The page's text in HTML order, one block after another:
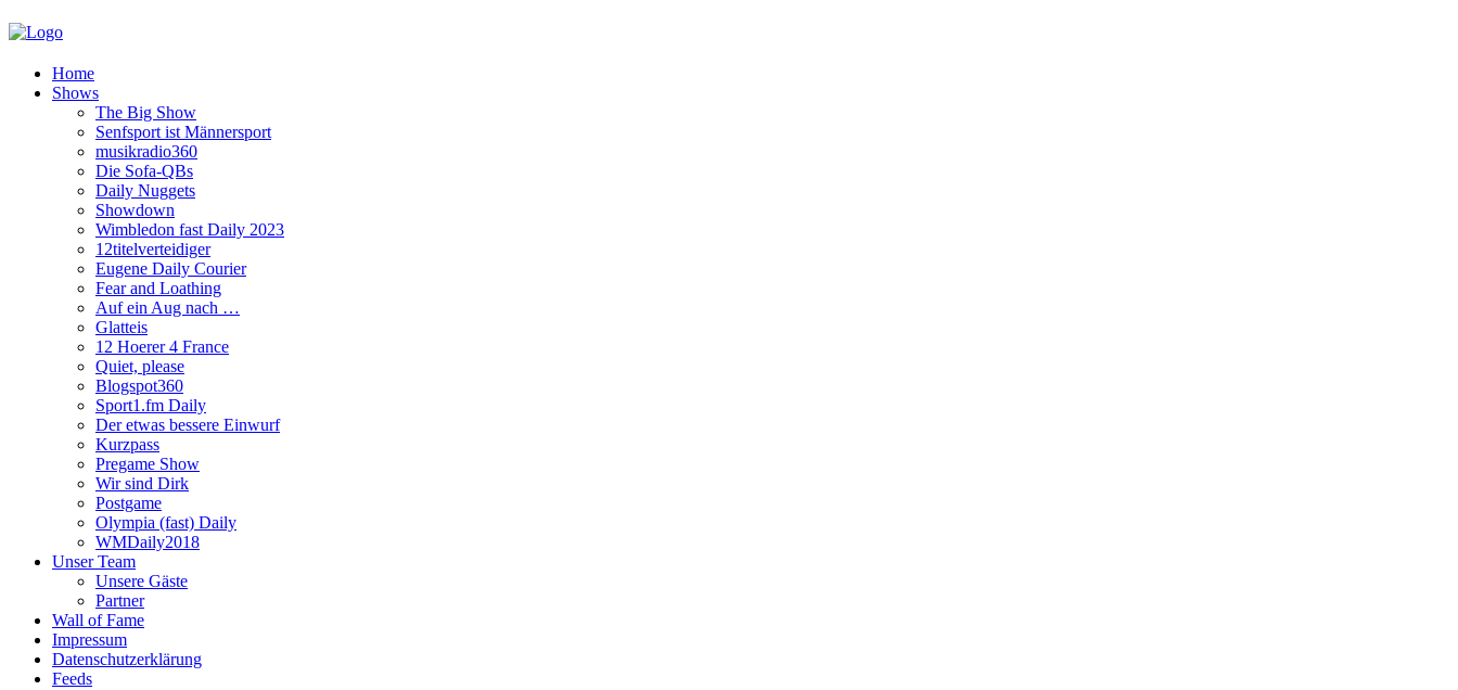
Home
Shows
The Big Show
Senfsport ist Männersport
musikradio360
Die Sofa-QBs
Daily Nuggets
Showdown
Wimbledon fast Daily 2023
12titelverteidiger
Eugene Daily Courier
Fear and Loathing
Auf ein Aug nach …
Glatteis
12 Hoerer 4 France
Quiet, please
Blogspot360
Sport1.fm Daily
Der etwas bessere Einwurf
Kurzpass
Pregame Show
Wir sind Dirk
Postgame
Olympia (fast) Daily
WMDaily2018
Unser Team
Unsere Gäste
Partner
Wall of Fame
Impressum
Datenschutzerklärung
Feeds